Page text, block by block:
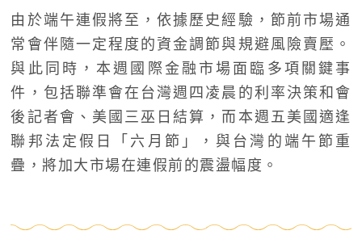
由於端午連假將至，依據歷史經驗，節前市場通
常會伴隨一定程度的資金調節與規避風險賣壓。
與此同時，本週國際金融市場面臨多項關鍵事
件，包括聯準會在台灣週四凌晨的利率決策和會
後記者會、美國三巫日結算，而本週五美國適逢
聯邦法定假日「六月節」，與台灣的端午節重
疊，將加大市場在連假前的震盪幅度。